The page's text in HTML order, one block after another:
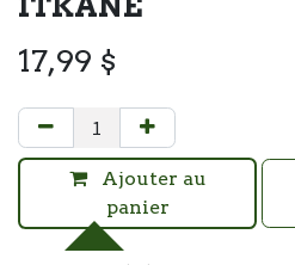
17,99 $
Ajouter au
panier